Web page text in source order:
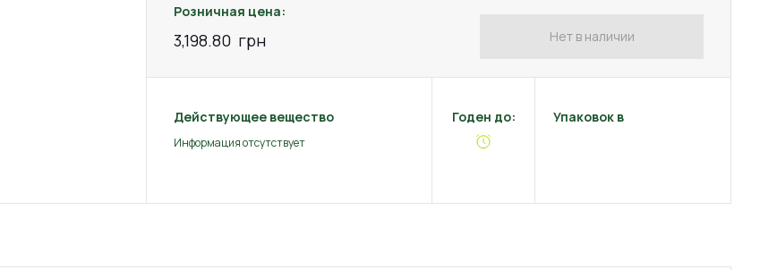
Розничная цена:
3,198.80 грн Нет в наличии
Действующее вещество
Информация отсутствует
Годен до: Упаковок в